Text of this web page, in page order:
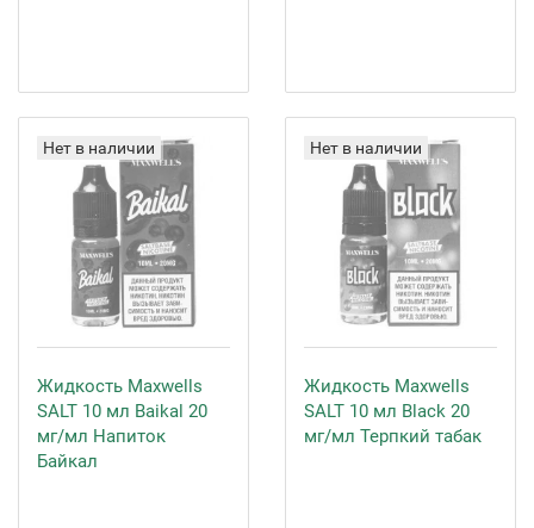
Нет в наличии
Жидкость Maxwells
SALT 10 мл Baikal 20
мг/мл Напиток
Байкал
Нет в наличии
Жидкость Maxwells
SALT 10 мл Black 20
мг/мл Терпкий табак